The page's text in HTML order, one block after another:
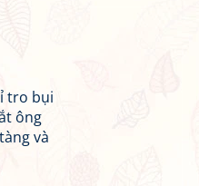
tro bụi
ông
và